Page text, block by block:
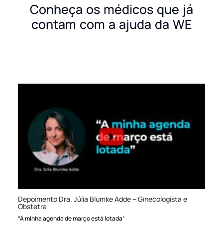
Conheça os médicos que já
contam com a ajuda da WE
Depoimento Dra. Júlia Blumke Adde – Ginecologista e
Obstetra
“A minha agenda de março está lotada”